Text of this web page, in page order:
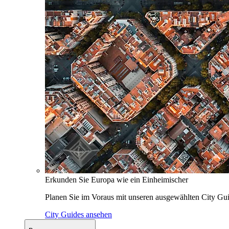
Erkunden Sie Europa wie ein Einheimischer
Planen Sie im Voraus mit unseren ausgewählten City
City Guides ansehen